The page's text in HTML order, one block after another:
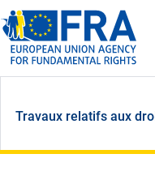
Skip to main content
Travaux relatifs aux